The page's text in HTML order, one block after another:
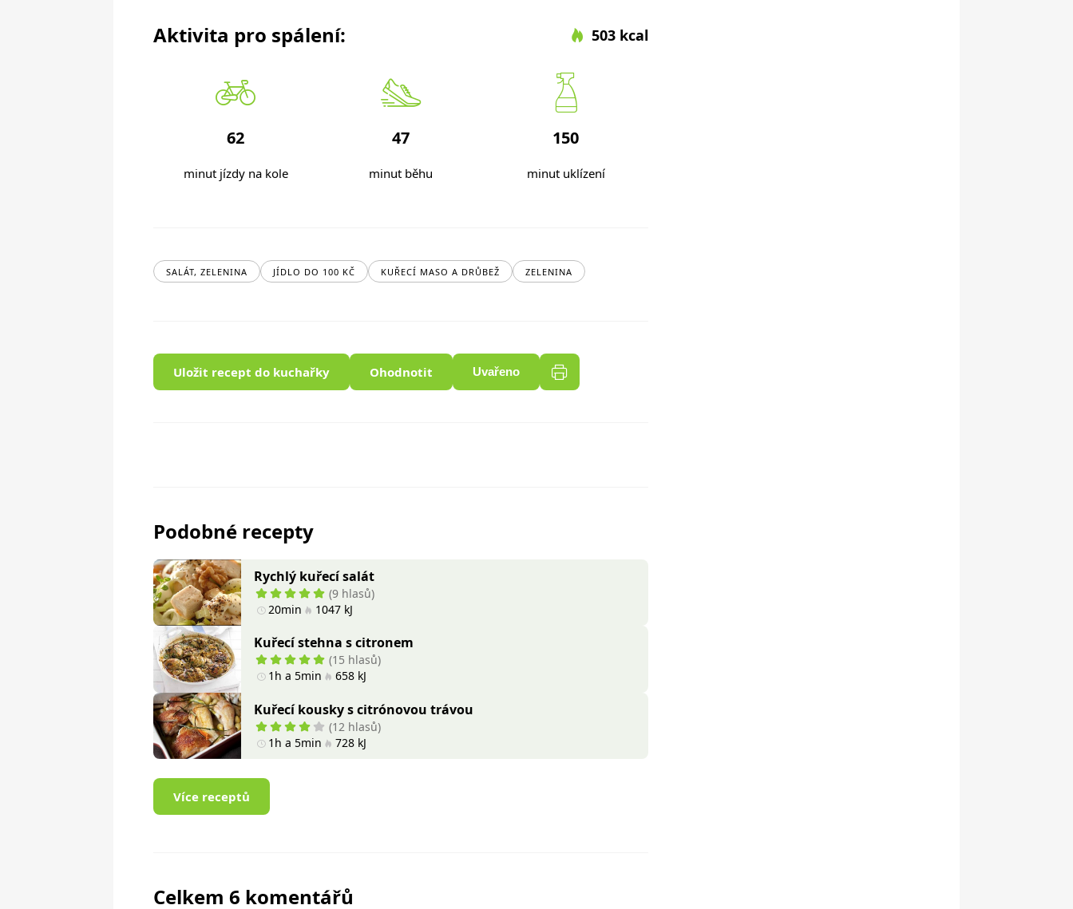
Aktivita pro spálení: 503 kcal
62
minut jízdy na kole
47
minut běhu
150
minut uklízení
SALÁT, ZELENINA JÍDLO DO 100 KČ KUŘECÍ MASO A DRŮBEŽ ZELENINA
Uložit recept do kuchařky Ohodnotit Uvařeno
Podobné recepty
Rychlý kuřecí salát
(9 hlasů)
20min
1047 kJ
Kuřecí stehna s citronem
(15 hlasů)
1h a 5min
658 kJ
Kuřecí kousky s citrónovou trávou
(12 hlasů)
1h a 5min
728 kJ
Více receptů
Celkem 6 komentářů